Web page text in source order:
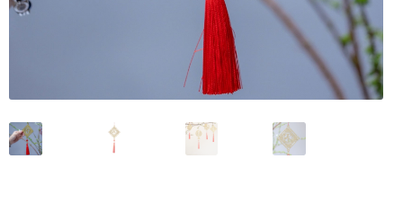
Bộ sưu tập Mã Vương – Quà tặng doanh nghiệp